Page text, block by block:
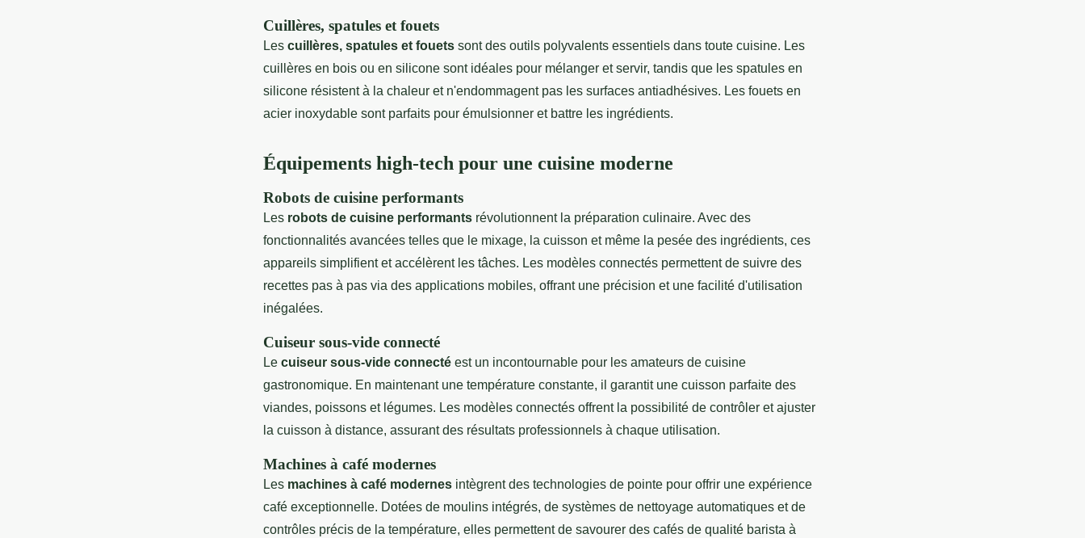
Cuillères, spatules et fouets
Les cuillères, spatules et fouets sont des outils polyvalents essentiels dans toute cuisine. Les
cuillères en bois ou en silicone sont idéales pour mélanger et servir, tandis que les spatules en
silicone résistent à la chaleur et n'endommagent pas les surfaces antiadhésives. Les fouets en
acier inoxydable sont parfaits pour émulsionner et battre les ingrédients.
Équipements high-tech pour une cuisine moderne
Robots de cuisine performants
Les robots de cuisine performants révolutionnent la préparation culinaire. Avec des
fonctionnalités avancées telles que le mixage, la cuisson et même la pesée des ingrédients, ces
appareils simplifient et accélèrent les tâches. Les modèles connectés permettent de suivre des
recettes pas à pas via des applications mobiles, offrant une précision et une facilité d'utilisation
inégalées.
Cuiseur sous-vide connecté
Le cuiseur sous-vide connecté est un incontournable pour les amateurs de cuisine
gastronomique. En maintenant une température constante, il garantit une cuisson parfaite des
viandes, poissons et légumes. Les modèles connectés offrent la possibilité de contrôler et ajuster
la cuisson à distance, assurant des résultats professionnels à chaque utilisation.
Machines à café modernes
Les machines à café modernes intègrent des technologies de pointe pour offrir une expérience
café exceptionnelle. Dotées de moulins intégrés, de systèmes de nettoyage automatiques et de
contrôles précis de la température, elles permettent de savourer des cafés de qualité barista à